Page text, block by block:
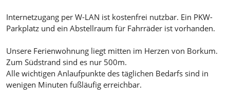
Internetzugang per W-LAN ist kostenfrei nutzbar. Ein PKW-
Parkplatz und ein Abstellraum für Fahrräder ist vorhanden.
Unsere Ferienwohnung liegt mitten im Herzen von Borkum.
Zum Südstrand sind es nur 500m.
Alle wichtigen Anlaufpunkte des täglichen Bedarfs sind in
wenigen Minuten fußläufig erreichbar.